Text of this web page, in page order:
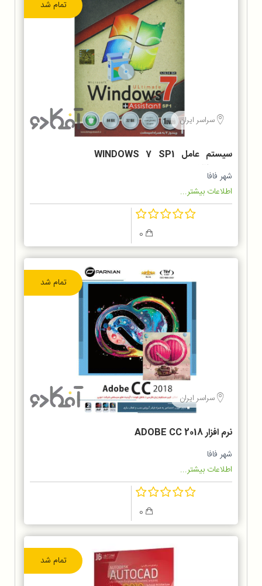
تمام شد
سراسر ایران
سیستم عامل WINDOWS 7 SP1
نسخه 32 و 64 بیتی
شهر فافا
اطلاعات بیشتر...
تمام شد
سراسر ایران
نرم افزار ADOBE CC 2018
شهر فافا
اطلاعات بیشتر...
تمام شد